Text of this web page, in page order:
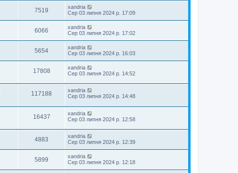
7519
xandria
Сер 03 липня 2024 р. 17:09
6066
xandria
Сер 03 липня 2024 р. 17:02
5654
xandria
Сер 03 липня 2024 р. 16:03
17808
xandria
Сер 03 липня 2024 р. 14:52
117188
xandria
Сер 03 липня 2024 р. 14:48
16437
xandria
Сер 03 липня 2024 р. 12:58
4883
xandria
Сер 03 липня 2024 р. 12:39
5899
xandria
Сер 03 липня 2024 р. 12:18